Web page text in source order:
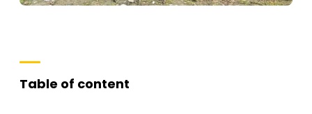
Table of content